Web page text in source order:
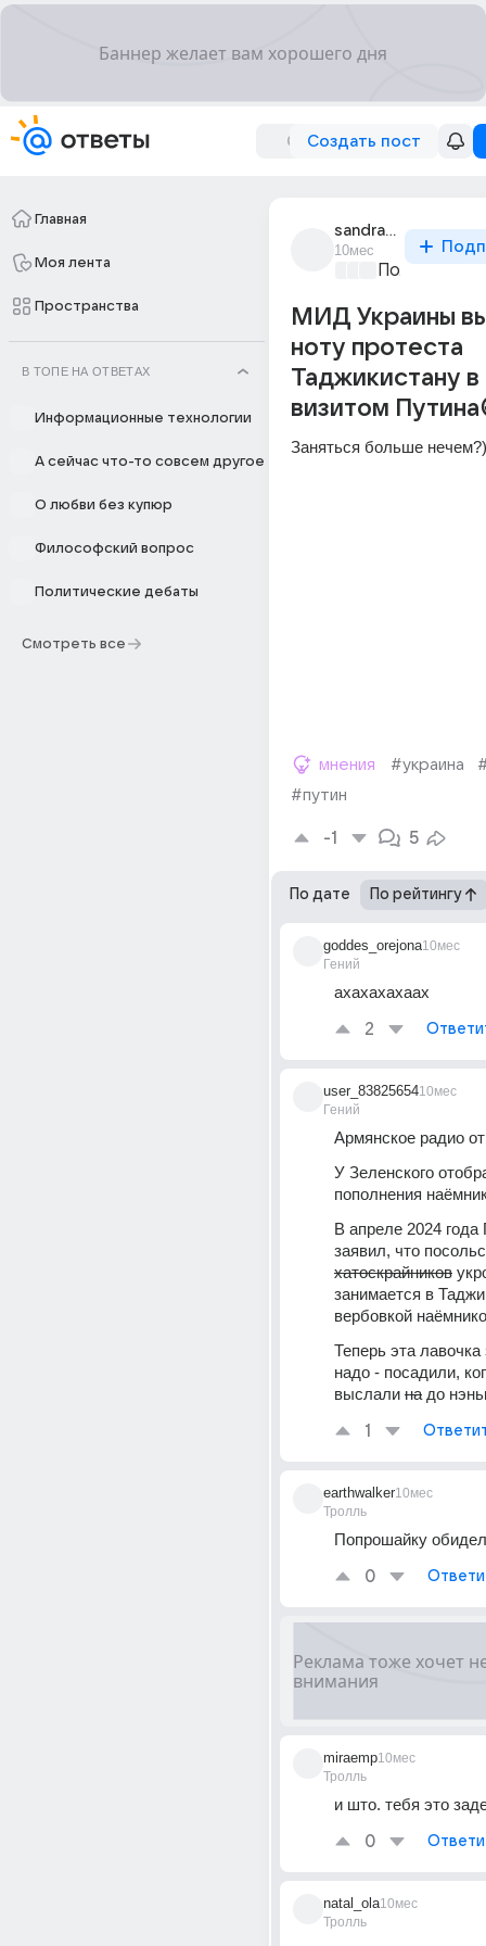
Создать пост
Главная
Моя лента
Пространства
В ТОПЕ НА ОТВЕТАХ
Информационные технологии
А сейчас что-то совсем другое
О любви без купюр
Философский вопрос
Политические дебаты
Смотреть все
sandra_felicia
10мес
МИД Украины
ноту протеста
Таджикистану в
визитом
Заняться больше
мнения #украина
#путин
-1 5
По дате По рейтингу
goddes_orejona
Гений
10мес
ахахахахаах
2
user_83825654
Гений
10мес
Армянское радио
У Зеленского
пополнения
В апреле 2024
хатоскрайников
занимается в
вербовкой
Теперь эта лавочка
надо - посадили,
выслали на до
1
earthwalker
Тролль
10мес
Попрошайку
0
miraemp
Тролль
10мес
и што. тебя это
0
natal_ola
Тролль
10мес